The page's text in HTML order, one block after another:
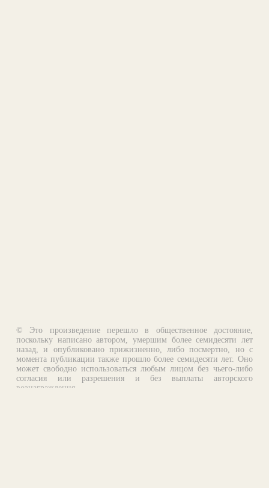
© Это произведение перешло в общественное достояние,
поскольку написано автором, умершим более семидесяти лет
назад, и опубликовано прижизненно, либо посмертно, но с
момента публикации также прошло более семидесяти лет. Оно
может свободно использоваться любым лицом без чьего-либо
согласия или разрешения и без выплаты авторского
вознаграждения.